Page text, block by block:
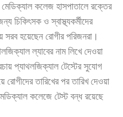
মেডিক্যাল কলেজ হাসপাতালে রক্তের
চিকিৎসক ও স্বাস্থ্যকর্মীদের
হয়েছেন রোগীর পরিজনরা।
ল্যাবের নাম লিখে দেওয়া
প্যাথলজিক্যাল টেস্টের সুযোগ
তারিখের পর তারিখ দেওয়া
কলেজে টেস্ট বন্ধ রয়েছে